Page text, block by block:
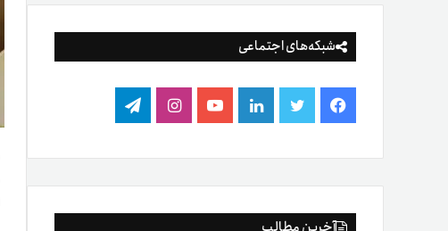
شبکه‌های اجتماعی
فیس
بوک
توییتر لینکدینیوتیوباینستاگرام
تلگرام